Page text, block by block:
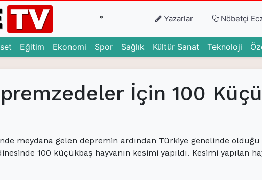
° Yazarlar Nöbetçi
(current)
Eğitim (current)
Ekonomi (current)
Spor(current)
Sağlık (current)
Kültür Sanat (current)
Teknoloji
İçin 100
meydana gelen depremin ardından Türkiye genelinde olduğu
100 küçükbaş hayvanın kesimi yapıldı. Kesimi yapılan